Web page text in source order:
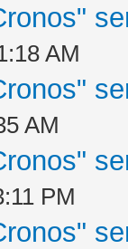
AM
AM
PM